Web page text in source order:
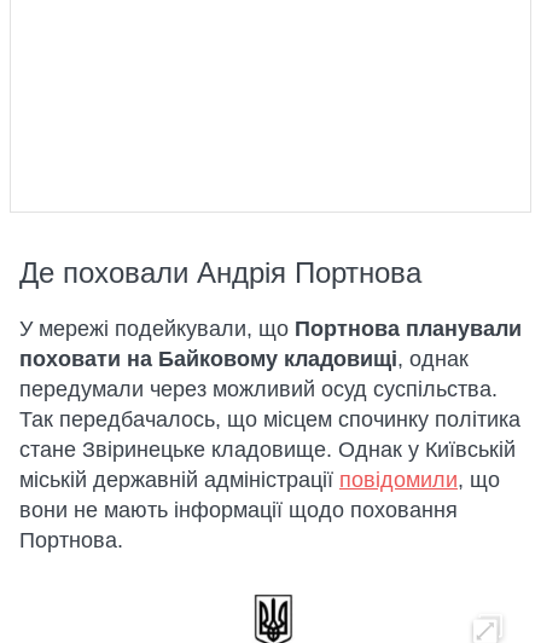
Де поховали Андрія Портнова
У мережі подейкували, що Портнова планували
поховати на Байковому кладовищі, однак
передумали через можливий осуд суспільства.
Так передбачалось, що місцем спочинку політика
стане Звіринецьке кладовище. Однак у Київській
міській державній адміністрації повідомили, що
вони не мають інформації щодо поховання
Портнова.